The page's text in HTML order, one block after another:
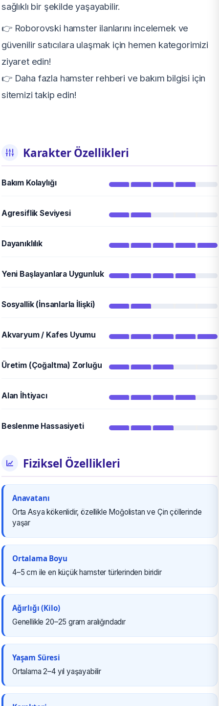
sağlıklı bir şekilde yaşayabilir.
👉 Roborovski hamster ilanlarını incelemek ve
güvenilir satıcılara ulaşmak için hemen kategorimizi
ziyaret edin!
👉 Daha fazla hamster rehberi ve bakım bilgisi için
sitemizi takip edin!
Karakter Özellikleri
Bakım Kolaylığı
Agresiflik Seviyesi
Dayanıklılık
Yeni Başlayanlara Uygunluk
Sosyallik (İnsanlarla İlişki)
Akvaryum / Kafes Uyumu
Üretim (Çoğaltma) Zorluğu
Alan İhtiyacı
Beslenme Hassasiyeti
Fiziksel Özellikleri
Anavatanı
Orta Asya kökenlidir, özellikle Moğolistan ve Çin çöllerinde
yaşar
Ortalama Boyu
4–5 cm ile en küçük hamster türlerinden biridir
Ağırlığı (Kilo)
Genellikle 20–25 gram aralığındadır
Yaşam Süresi
Ortalama 2–4 yıl yaşayabilir